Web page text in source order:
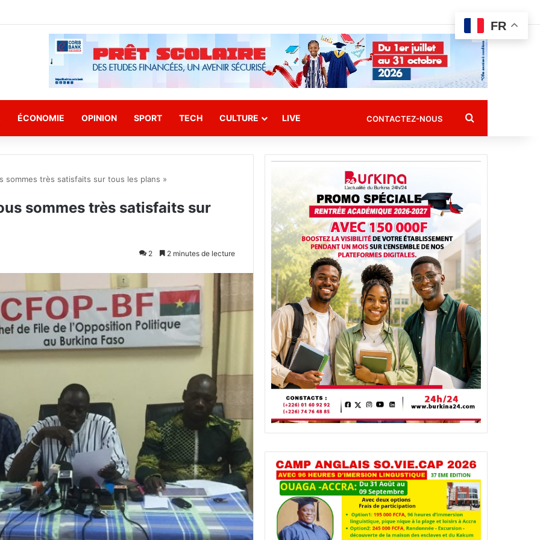
ÉCONOMIE OPINION SPORT TECH CULTURE LIVE CONTACTEZ-NOUS Rechercher
sommes très satisfaits sur tous les plans »
sommes très satisfaits sur
2 2 minutes de lecture
FR